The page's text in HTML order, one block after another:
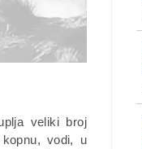
veliki broj
vodi, u